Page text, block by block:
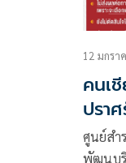
12 มกรา
คนเ
ปรา
นาย
ศูนย์สำ
พัฒนบริ